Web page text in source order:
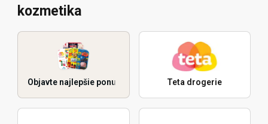
kozmetika
Objavte najlepšie ponuky Teta drogerie